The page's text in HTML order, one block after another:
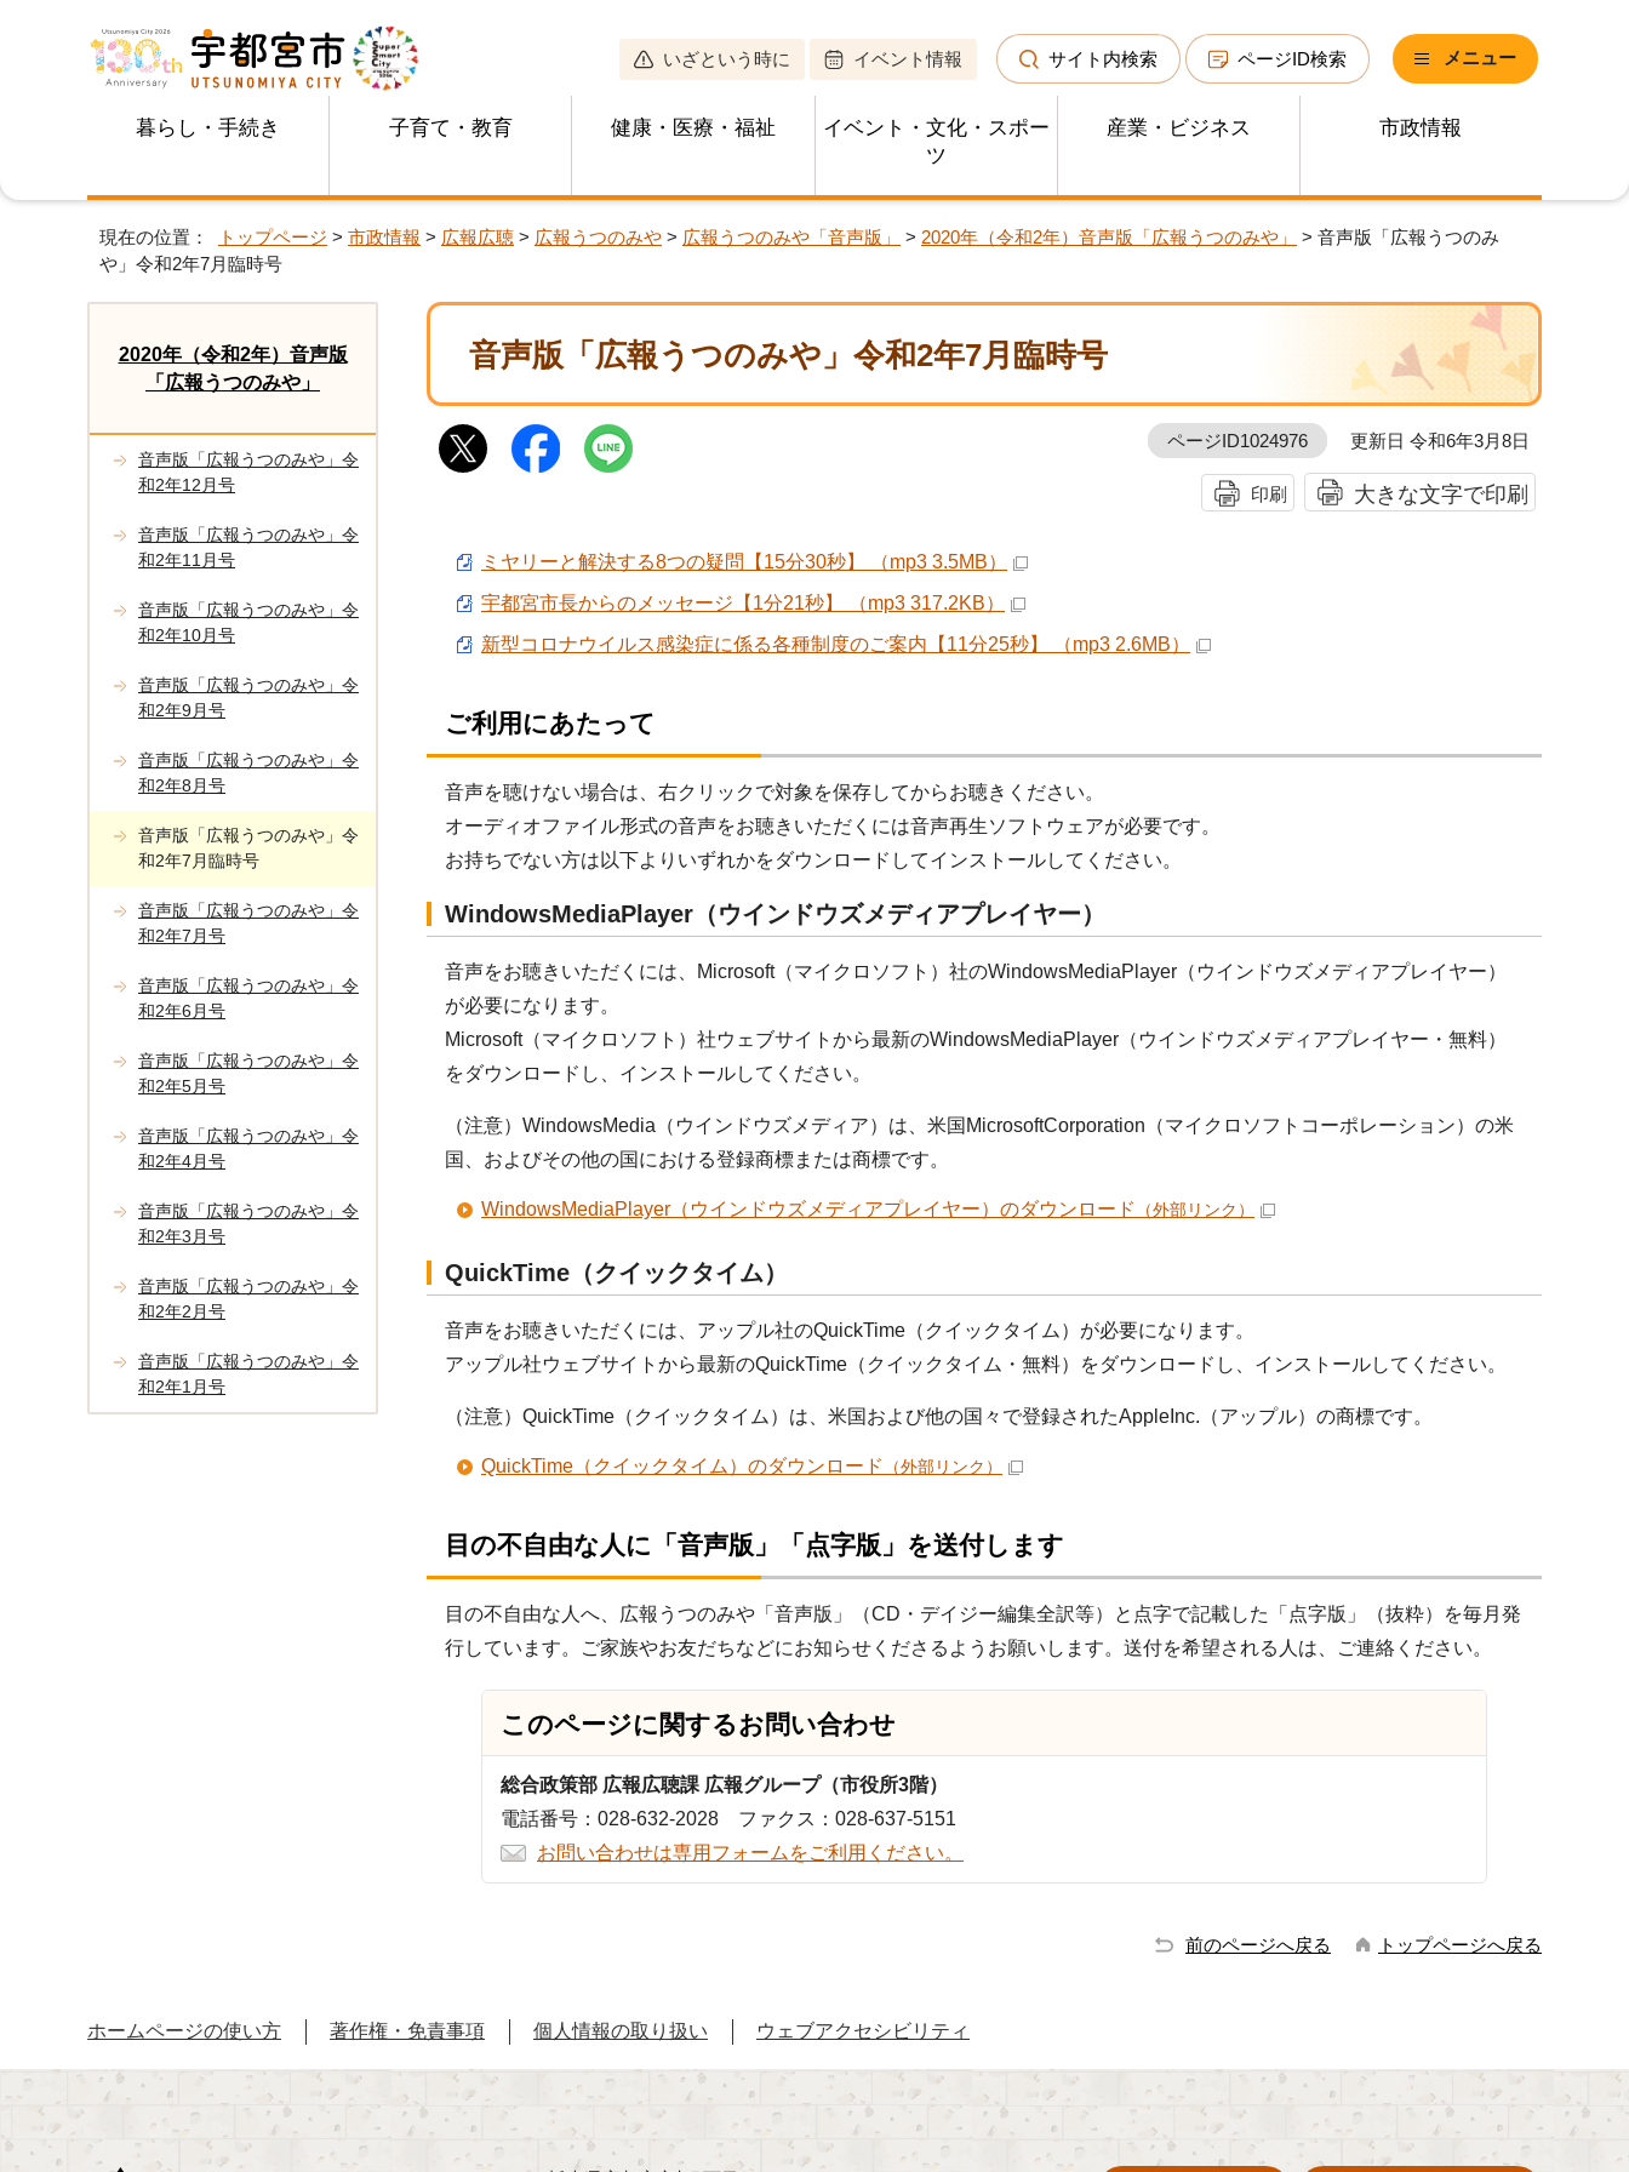
いざという時に イベント情報 サイト内検索 ページID検索 メニュー
暮らし・手続き 子育て・教育 健康・医療・福祉
イベント・文化・スポー
ツ
産業・ビジネス 市政情報
現在の位置： トップページ > 市政情報 > 広報広聴 > 広報うつのみや > 広報うつのみや「音声版」 > 2020年（令和2年）音声版「広報うつのみや」
> 音声版「広報うつのみ
や」令和2年7月臨時号
音声版「広報うつのみや」令和2年7月臨時号
ページID1024976 更新日 令和6年3月8日
印刷 大きな文字で印刷
ミヤリーと解決する8つの疑問【15分30秒】 （mp3 3.5MB）
宇都宮市長からのメッセージ【1分21秒】 （mp3 317.2KB）
新型コロナウイルス感染症に係る各種制度のご案内【11分25秒】 （mp3 2.6MB）
ご利用にあたって
音声を聴けない場合は、右クリックで対象を保存してからお聴きください。
オーディオファイル形式の音声をお聴きいただくには音声再生ソフトウェアが必要です。
お持ちでない方は以下よりいずれかをダウンロードしてインストールしてください。
WindowsMediaPlayer（ウインドウズメディアプレイヤー）
音声をお聴きいただくには、Microsoft（マイクロソフト）社のWindowsMediaPlayer（ウインドウズメディアプレイヤー）
が必要になります。
Microsoft（マイクロソフト）社ウェブサイトから最新のWindowsMediaPlayer（ウインドウズメディアプレイヤー・無料）
をダウンロードし、インストールしてください。
（注意）WindowsMedia（ウインドウズメディア）は、米国MicrosoftCorporation（マイクロソフトコーポレーション）の米
国、およびその他の国における登録商標または商標です。
WindowsMediaPlayer（ウインドウズメディアプレイヤー）のダウンロード （外部リンク）
QuickTime（クイックタイム）
音声をお聴きいただくには、アップル社のQuickTime（クイックタイム）が必要になります。
アップル社ウェブサイトから最新のQuickTime（クイックタイム・無料）をダウンロードし、インストールしてください。
（注意）QuickTime（クイックタイム）は、米国および他の国々で登録されたAppleInc.（アップル）の商標です。
QuickTime（クイックタイム）のダウンロード （外部リンク）
目の不自由な人に「音声版」「点字版」を送付します
目の不自由な人へ、広報うつのみや「音声版」（CD・デイジー編集全訳等）と点字で記載した「点字版」（抜粋）を毎月発
行しています。ご家族やお友だちなどにお知らせくださるようお願いします。送付を希望される人は、ご連絡ください。
このページに関するお問い合わせ
総合政策部 広報広聴課 広報グループ（市役所3階）
電話番号：028-632-2028 ファクス：028-637-5151
お問い合わせは専用フォームをご利用ください。
2020年（令和2年）音声版
「広報うつのみや」
音声版「広報うつのみや」令
和2年12月号
音声版「広報うつのみや」令
和2年11月号
音声版「広報うつのみや」令
和2年10月号
音声版「広報うつのみや」令
和2年9月号
音声版「広報うつのみや」令
和2年8月号
音声版「広報うつのみや」令
和2年7月臨時号
音声版「広報うつのみや」令
和2年7月号
音声版「広報うつのみや」令
和2年6月号
音声版「広報うつのみや」令
和2年5月号
音声版「広報うつのみや」令
和2年4月号
音声版「広報うつのみや」令
和2年3月号
音声版「広報うつのみや」令
和2年2月号
音声版「広報うつのみや」令
和2年1月号
前のページへ戻る トップページへ戻る
ホームページの使い方 著作権・免責事項 個人情報の取り扱い ウェブアクセシビリティ